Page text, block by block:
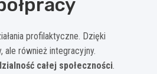
profilaktyczne. Dzięki
ale również integracyjny.
całej społeczności.